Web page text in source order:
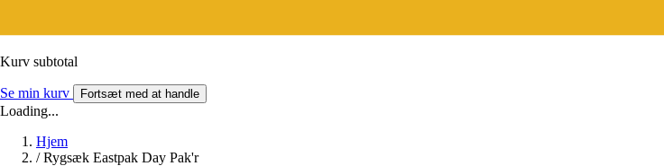
Kurv subtotal
Se min kurv Fortsæt med at handle
Loading...
Hjem
/ Rygsæk Eastpak Day Pak'r